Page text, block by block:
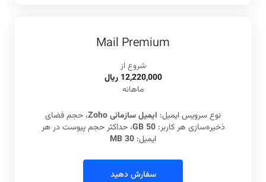
Mail Premium
شروع از
12,220,000 ريال
ماهانه
نوع سرویس ایمیل: ایمیل سازمانی Zoho
، حجم فضای
ذخیره‌سازی هر کاربر:50 GB
، حداکثر حجم پیوست در هر
ایمیل: 30 MB
سفارش دهید